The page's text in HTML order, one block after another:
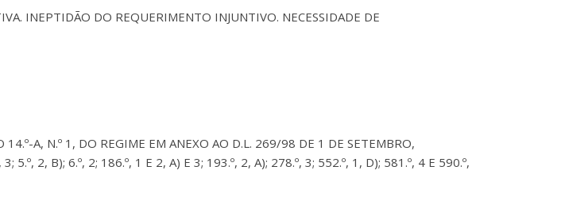
INEPTIDÃO DO REQUERIMENTO INJUNTIVO. NECESSIDADE DE
A, N.º 1, DO REGIME EM ANEXO AO D.L. 269/98 DE 1 DE SETEMBRO,
2, B); 6.º, 2; 186.º, 1 E 2, A) E 3; 193.º, 2, A); 278.º, 3; 552.º, 1, D); 581.º, 4 E 590.º,